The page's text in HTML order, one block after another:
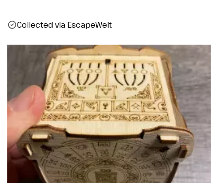
Collected via EscapeWelt